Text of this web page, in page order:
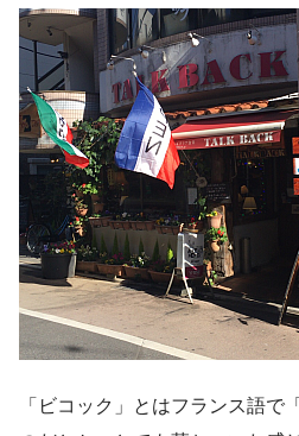
「ビコック」とはフランス語で